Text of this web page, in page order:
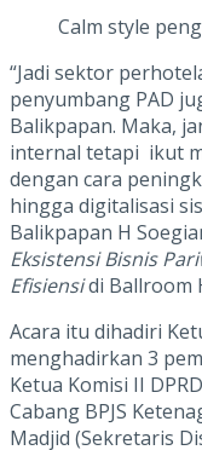
Calm style
“Jadi sektor
penyumbang PAD
Balikpapan. Maka,
internal tetapi ikut
dengan cara
hingga digitalisasi
Balikpapan H
Eksistensi Bisnis
Efisiensidi Ballroom
Acara itu dihadiri
menghadirkan 3
Ketua Komisi II
Cabang BPJS
Madjid (Sekretaris